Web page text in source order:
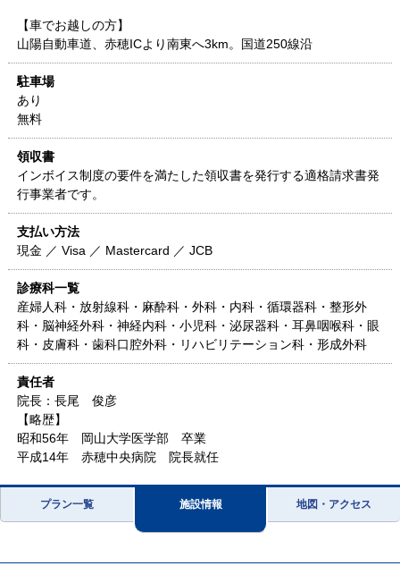
【車でお越しの方】
山陽自動車道、赤穂ICより南東へ3km。国道250線沿
駐車場
あり
無料
領収書
インボイス制度の要件を満たした領収書を発行する適格請求書発
行事業者です。
支払い方法
現金 ／ Visa ／ Mastercard ／ JCB
診療科一覧
産婦人科・放射線科・麻酔科・外科・内科・循環器科・整形外
科・脳神経外科・神経内科・小児科・泌尿器科・耳鼻咽喉科・眼
科・皮膚科・歯科口腔外科・リハビリテーション科・形成外科
責任者
院長：長尾 俊彦
【略歴】
昭和56年 岡山大学医学部 卒業
平成14年 赤穂中央病院 院長就任
プラン一覧 施設情報 地図・アクセス